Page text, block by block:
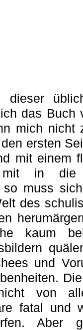
das Buch
mich nicht
ersten
mit einem
in die
so muss
des
kaum
und
von
fatal und
Aber